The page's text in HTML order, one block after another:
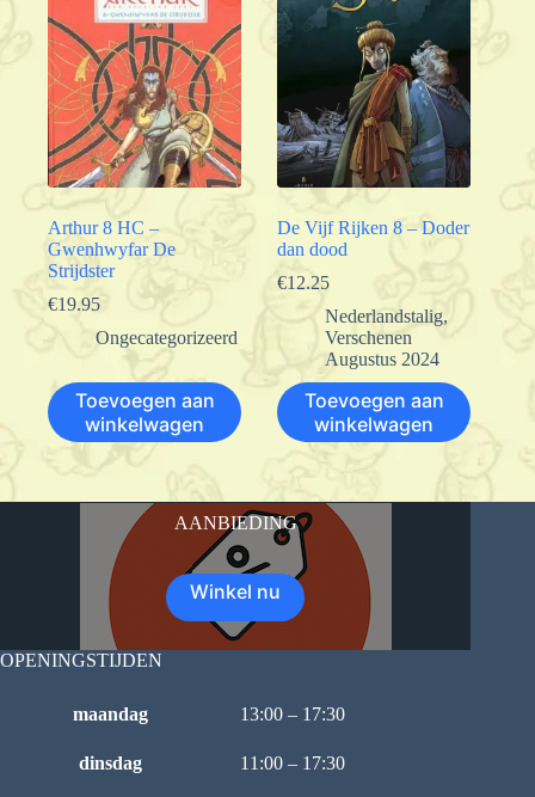
Arthur 8 HC –
Gwenhwyfar De
Strijdster
€19.95
Ongecategorizeerd
Toevoegen aan
winkelwagen
De Vijf Rijken 8 – Doder
dan dood
€12.25
Nederlandstalig,
Verschenen
Augustus 2024
Toevoegen aan
winkelwagen
AANBIEDING
Winkel nu
OPENINGSTIJDEN
maandag 13:00 – 17:30
dinsdag 11:00 – 17:30